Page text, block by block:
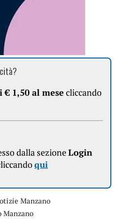
€ 1,50 al mese cliccando
dalla sezioneLogin
qui
Manzano
Manzano